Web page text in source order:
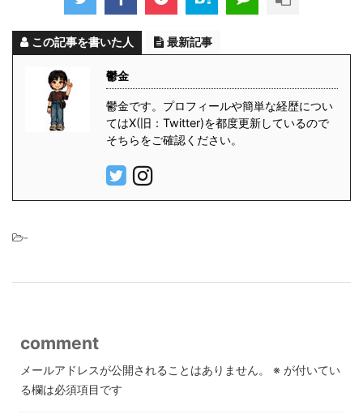
この記事を書いた人 最新記事
鬱金
鬱金です。プロフィールや簡単な経歴につい
てはX(旧：Twitter)を都度更新しているので
そちらをご確認ください。
-
comment
メールアドレスが公開されることはありません。 ※ が付いてい
る欄は必須項目です